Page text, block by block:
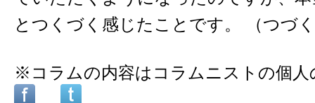
とつくづく感じたことです。 （つづ
※コラムの内容はコラムニストの個人